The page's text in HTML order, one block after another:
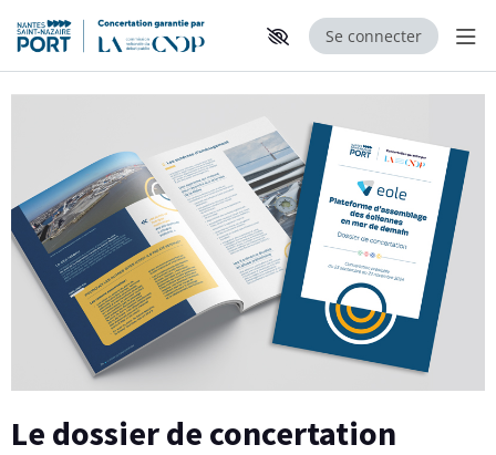
Aller au contenu principal
Paramètres d'accessibilité
Se connecter
Le dossier de concertation